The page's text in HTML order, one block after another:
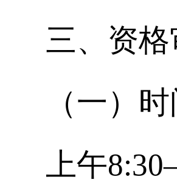
三、资
（一）时
上午